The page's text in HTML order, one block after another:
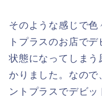
そのような感じで
トプラスのお店で
状態になってしまう
かりました。なので
ントプラスでデビッ